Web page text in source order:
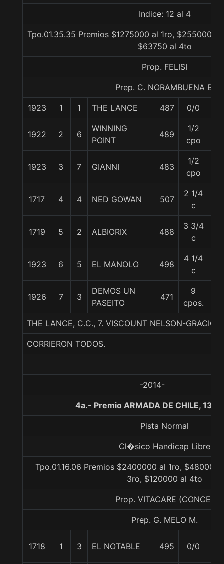
Indice: 12 al 4
Tpo.01.35.35 Premios $1275000 al 1ro, $255000
$63750 al 4to
Prop. FELISI
Prep. C. NORAMBUENA B.
1923 1 1 THE LANCE 487 0/0
1922 2 6
WINNING
POINT
489
1/2
cpo
1923 3 7 GIANNI 483
1/2
cpo
1717 4 4 NED GOWAN 507
2 1/4
c
1719 5 2 ALBIORIX 488
3 3/4
c
1923 6 5 EL MANOLO 498
4 1/4
c
1926 7 3
DEMOS UN
PASEITO
471
9
cpos.
THE LANCE, C.C., 7. VISCOUNT NELSON-
CORRIERON TODOS.
-2014-
4a.- Premio ARMADA DE CHILE,
Pista Normal
Cl�sico Handicap Libre
Tpo.01.16.06 Premios $2400000 al 1ro,
3ro, $120000 al 4to
Prop. VITACARE (CONCE)
Prep. G. MELO M.
1718 1 3 EL NOTABLE 495 0/0